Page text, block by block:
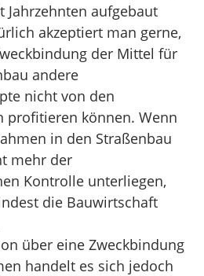
Jahrzehnten aufgebaut
akzeptiert man gerne,
der Mittel für
andere
nicht von den
profitieren können. Wenn
in den Straßenbau
mehr der
Kontrolle unterliegen,
die Bauwirtschaft
über eine Zweckbindung
handelt es sich jedoch